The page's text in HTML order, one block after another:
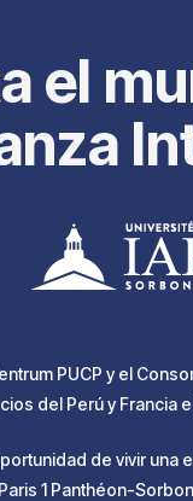
el
PUCP y el
del Perú y Francia
de vivir una
1 Panthéon-